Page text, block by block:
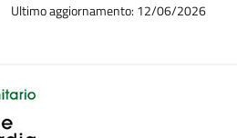
registri, titolarità di
Ultimo aggiornamento: 12/06/2026